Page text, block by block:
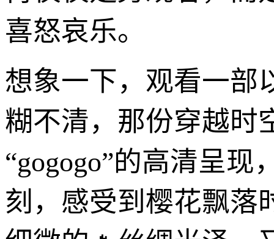
喜怒哀乐。
想象一下，观看一部
糊不清，那份穿越时
“gogogo”的高清呈
刻，感受到樱花飘落